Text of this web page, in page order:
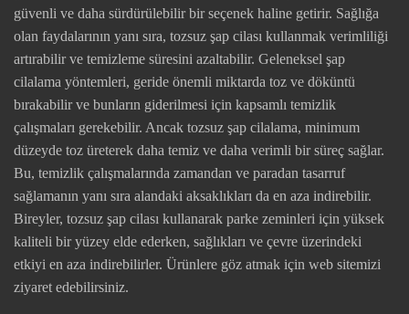
güvenli ve daha sürdürülebilir bir seçenek haline getirir. Sağlığa
olan faydalarının yanı sıra, tozsuz şap cilası kullanmak verimliliği
artırabilir ve temizleme süresini azaltabilir. Geleneksel şap
cilalama yöntemleri, geride önemli miktarda toz ve döküntü
bırakabilir ve bunların giderilmesi için kapsamlı temizlik
çalışmaları gerekebilir. Ancak tozsuz şap cilalama, minimum
düzeyde toz üreterek daha temiz ve daha verimli bir süreç sağlar.
Bu, temizlik çalışmalarında zamandan ve paradan tasarruf
sağlamanın yanı sıra alandaki aksaklıkları da en aza indirebilir.
Bireyler, tozsuz şap cilası kullanarak parke zeminleri için yüksek
kaliteli bir yüzey elde ederken, sağlıkları ve çevre üzerindeki
etkiyi en aza indirebilirler. Ürünlere göz atmak için web sitemizi
ziyaret edebilirsiniz.